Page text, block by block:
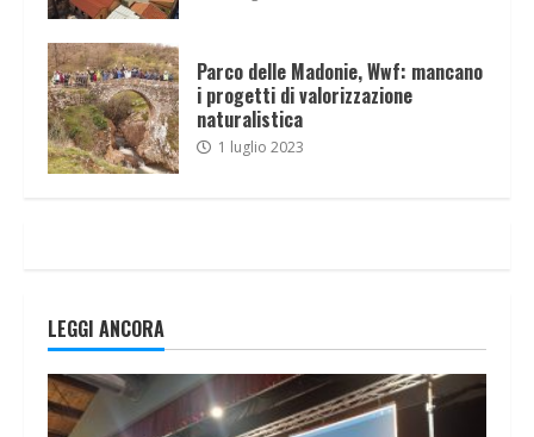
Parco delle Madonie, Wwf: mancano
i progetti di valorizzazione
naturalistica
1 luglio 2023
LEGGI ANCORA